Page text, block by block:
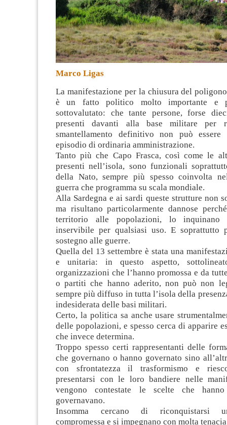
Marco Ligas
La manifestazione per la chiusura del
è un fatto politico molto importante e
sottovalutato: che tante persone, forse
presenti davanti alla base militare per
smantellamento definitivo non può essere
episodio di ordinaria amministrazione.
Tanto più che Capo Frasca, così come le
presenti nell’isola, sono funzionali
della Nato, sempre più spesso coinvolta
guerra che programma su scala mondiale.
Alla Sardegna e ai sardi queste strutture non
ma risultano particolarmente dannose
territorio alle popolazioni, lo
inservibile per qualsiasi uso. E soprattutto
sostegno alle guerre.
Quella del 13 settembre è stata una
e unitaria: in questo aspetto,
organizzazioni che l’hanno promossa e da
o partiti che hanno aderito, non può non
sempre più diffuso in tutta l’isola della
indesiderata delle basi militari.
Certo, la politica sa anche usare
delle popolazioni, e spesso cerca di apparire
che invece determina.
Troppo spesso certi rappresentanti delle
che governano o hanno governato sino
con sfrontatezza il trasformismo e
presentarsi con le loro bandiere nelle
vengono contestate le scelte che
governavano.
Insomma cercano di riconquistarsi
compromessa e si impegnano con molta